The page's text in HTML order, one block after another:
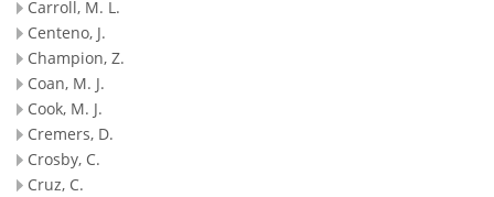
Carroll, M. L.
Centeno, J.
Champion, Z.
Coan, M. J.
Cook, M. J.
Cremers, D.
Crosby, C.
Cruz, C.